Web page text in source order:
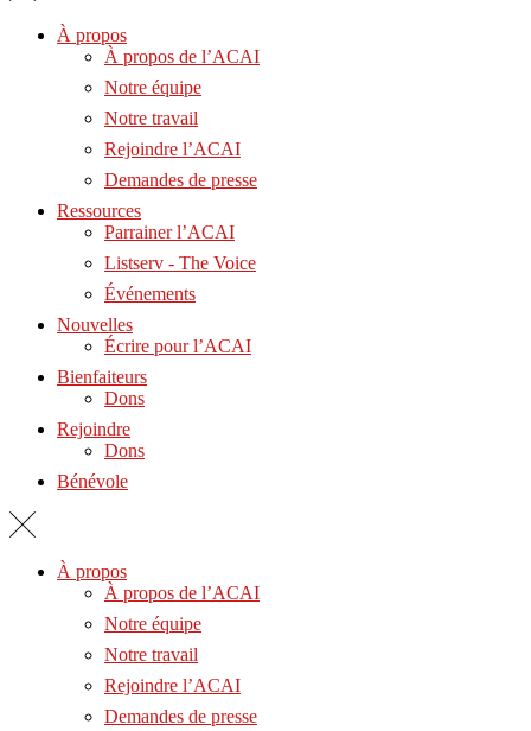
À propos
À propos de l’ACAI
Notre équipe
Notre travail
Rejoindre l’ACAI
Demandes de presse
Ressources
Parrainer l’ACAI
Listserv - The Voice
Événements
Nouvelles
Écrire pour l’ACAI
Bienfaiteurs
Dons
Rejoindre
Dons
Bénévole
À propos
À propos de l’ACAI
Notre équipe
Notre travail
Rejoindre l’ACAI
Demandes de presse